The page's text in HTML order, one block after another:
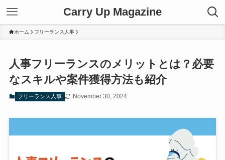
Carry Up Magazine
ホーム フリーランス人事
人事フリーランスのメリットとは？必要
なスキルや案件獲得方法も紹介
フリーランス人事 November 30, 2024